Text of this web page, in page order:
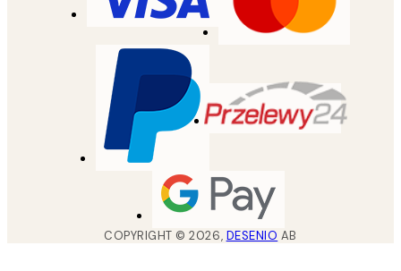
COPYRIGHT ©2026, DESENIO AB